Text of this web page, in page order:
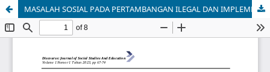
MASALAH SOSIAL PADA PERTAMBANGAN ILEGAL DAN IMPLEMENTASI KEBIJAKAN N0 88/DLH 2021 KABUPATEN BUNGO